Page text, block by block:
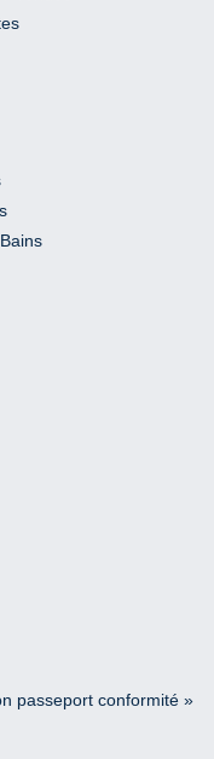
passeport conformité »